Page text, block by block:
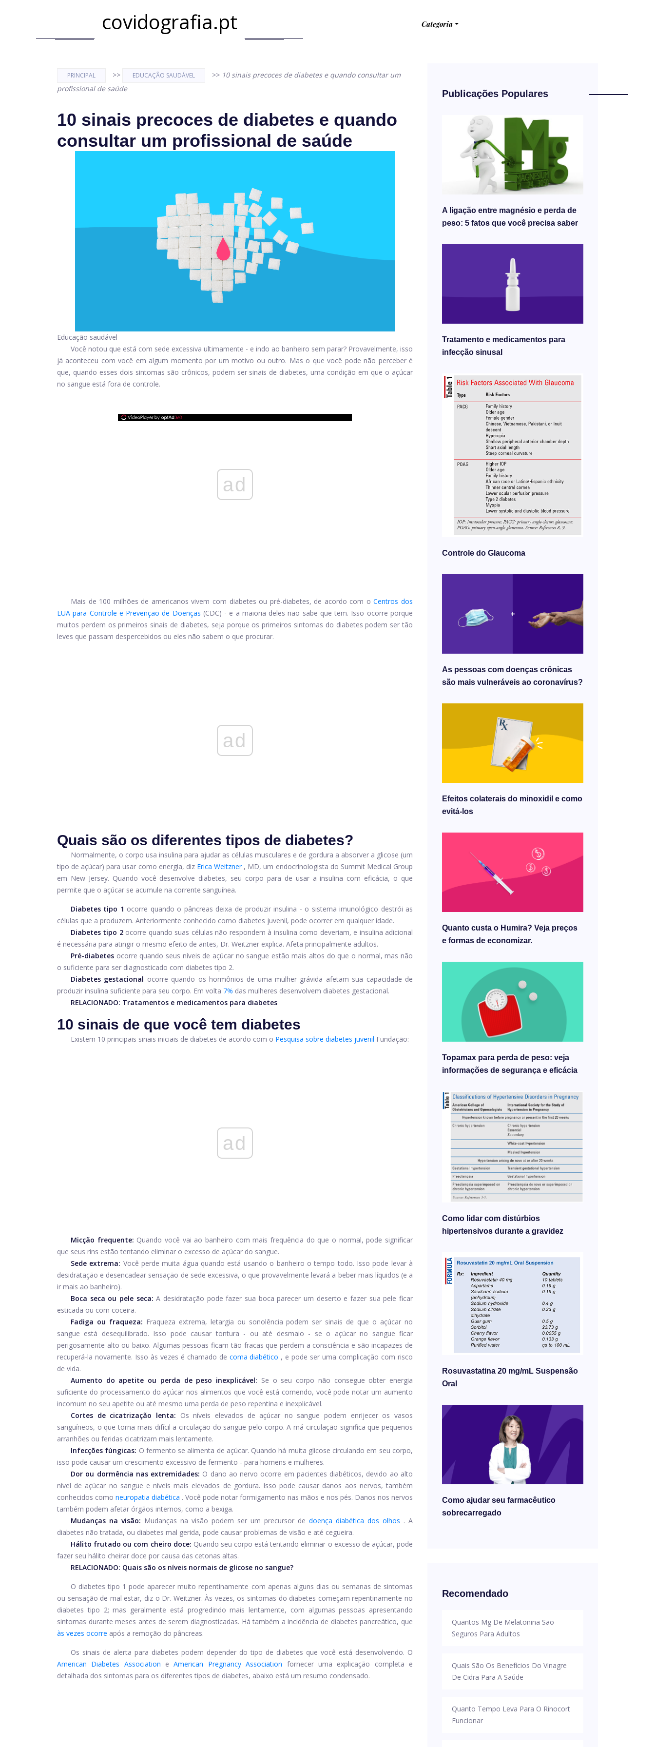
covidografia.pt Categoria
PRINCIPAL >> EDUCAÇÃO SAUDÁVEL >> 10 sinais precoces de diabetes e quando consultar um
profissional de saúde
10 sinais precoces de diabetes e quando
consultar um profissional de saúde
Educação saudável
Você notou que está com sede excessiva ultimamente - e indo ao banheiro sem parar? Provavelmente, isso
já aconteceu com você em algum momento por um motivo ou outro. Mas o que você pode não perceber é
que, quando esses dois sintomas são crônicos, podem ser sinais de diabetes, uma condição em que o açúcar
no sangue está fora de controle.
ad
Mais de 100 milhões de americanos vivem com diabetes ou pré-diabetes, de acordo com o Centros dos
EUA para Controle e Prevenção de Doenças (CDC) - e a maioria deles não sabe que tem. Isso ocorre porque
muitos perdem os primeiros sinais de diabetes, seja porque os primeiros sintomas do diabetes podem ser tão
leves que passam despercebidos ou eles não sabem o que procurar.
ad
Quais são os diferentes tipos de diabetes?
Normalmente, o corpo usa insulina para ajudar as células musculares e de gordura a absorver a glicose (um
tipo de açúcar) para usar como energia, diz Erica Weitzner , MD, um endocrinologista do Summit Medical Group
em New Jersey. Quando você desenvolve diabetes, seu corpo para de usar a insulina com eficácia, o que
permite que o açúcar se acumule na corrente sanguínea.
Diabetes tipo 1 ocorre quando o pâncreas deixa de produzir insulina - o sistema imunológico destrói as
células que a produzem. Anteriormente conhecido como diabetes juvenil, pode ocorrer em qualquer idade.
Diabetes tipo 2 ocorre quando suas células não respondem à insulina como deveriam, e insulina adicional
é necessária para atingir o mesmo efeito de antes, Dr. Weitzner explica. Afeta principalmente adultos.
Pré-diabetes ocorre quando seus níveis de açúcar no sangue estão mais altos do que o normal, mas não
o suficiente para ser diagnosticado com diabetes tipo 2.
Diabetes gestacional ocorre quando os hormônios de uma mulher grávida afetam sua capacidade de
produzir insulina suficiente para seu corpo. Em volta 7% das mulheres desenvolvem diabetes gestacional.
RELACIONADO: Tratamentos e medicamentos para diabetes
10 sinais de que você tem diabetes
Existem 10 principais sinais iniciais de diabetes de acordo com o Pesquisa sobre diabetes juvenil Fundação:
ad
Micção frequente: Quando você vai ao banheiro com mais frequência do que o normal, pode significar
que seus rins estão tentando eliminar o excesso de açúcar do sangue.
Sede extrema: Você perde muita água quando está usando o banheiro o tempo todo. Isso pode levar à
desidratação e desencadear sensação de sede excessiva, o que provavelmente levará a beber mais líquidos (e a
ir mais ao banheiro).
Boca seca ou pele seca: A desidratação pode fazer sua boca parecer um deserto e fazer sua pele ficar
esticada ou com coceira.
Fadiga ou fraqueza: Fraqueza extrema, letargia ou sonolência podem ser sinais de que o açúcar no
sangue está desequilibrado. Isso pode causar tontura - ou até desmaio - se o açúcar no sangue ficar
perigosamente alto ou baixo. Algumas pessoas ficam tão fracas que perdem a consciência e são incapazes de
recuperá-la novamente. Isso às vezes é chamado de coma diabético , e pode ser uma complicação com risco
de vida.
Aumento do apetite ou perda de peso inexplicável: Se o seu corpo não consegue obter energia
suficiente do processamento do açúcar nos alimentos que você está comendo, você pode notar um aumento
incomum no seu apetite ou até mesmo uma perda de peso repentina e inexplicável.
Cortes de cicatrização lenta: Os níveis elevados de açúcar no sangue podem enrijecer os vasos
sanguíneos, o que torna mais difícil a circulação do sangue pelo corpo. A má circulação significa que pequenos
arranhões ou feridas cicatrizam mais lentamente.
Infecções fúngicas: O fermento se alimenta de açúcar. Quando há muita glicose circulando em seu corpo,
isso pode causar um crescimento excessivo de fermento - para homens e mulheres.
Dor ou dormência nas extremidades: O dano ao nervo ocorre em pacientes diabéticos, devido ao alto
nível de açúcar no sangue e níveis mais elevados de gordura. Isso pode causar danos aos nervos, também
conhecidos como neuropatia diabética . Você pode notar formigamento nas mãos e nos pés. Danos nos nervos
também podem afetar órgãos internos, como a bexiga.
Mudanças na visão: Mudanças na visão podem ser um precursor de doença diabética dos olhos . A
diabetes não tratada, ou diabetes mal gerida, pode causar problemas de visão e até cegueira.
Hálito frutado ou com cheiro doce: Quando seu corpo está tentando eliminar o excesso de açúcar, pode
fazer seu hálito cheirar doce por causa das cetonas altas.
RELACIONADO: Quais são os níveis normais de glicose no sangue?
O diabetes tipo 1 pode aparecer muito repentinamente com apenas alguns dias ou semanas de sintomas
ou sensação de mal estar, diz o Dr. Weitzner. Às vezes, os sintomas do diabetes começam repentinamente no
diabetes tipo 2; mas geralmente está progredindo mais lentamente, com algumas pessoas apresentando
sintomas durante meses antes de serem diagnosticadas. Há também a incidência de diabetes pancreático, que
às vezes ocorre após a remoção do pâncreas.
Os sinais de alerta para diabetes podem depender do tipo de diabetes que você está desenvolvendo. O
American Diabetes Association e American Pregnancy Association fornecer uma explicação completa e
detalhada dos sintomas para os diferentes tipos de diabetes, abaixo está um resumo condensado.
Publicações Populares
A ligação entre magnésio e perda de
peso: 5 fatos que você precisa saber
Tratamento e medicamentos para
infecção sinusal
Controle do Glaucoma
As pessoas com doenças crônicas
são mais vulneráveis ​​ao coronavírus?
Efeitos colaterais do minoxidil e como
evitá-los
Quanto custa o Humira? Veja preços
e formas de economizar.
Topamax para perda de peso: veja
informações de segurança e eficácia
Como lidar com distúrbios
hipertensivos durante a gravidez
Rosuvastatina 20 mg/mL Suspensão
Oral
Como ajudar seu farmacêutico
sobrecarregado
Recomendado
Quantos Mg De Melatonina São
Seguros Para Adultos
Quais São Os Benefícios Do Vinagre
De Cidra Para A Saúde
Quanto Tempo Leva Para O Rinocort
Funcionar